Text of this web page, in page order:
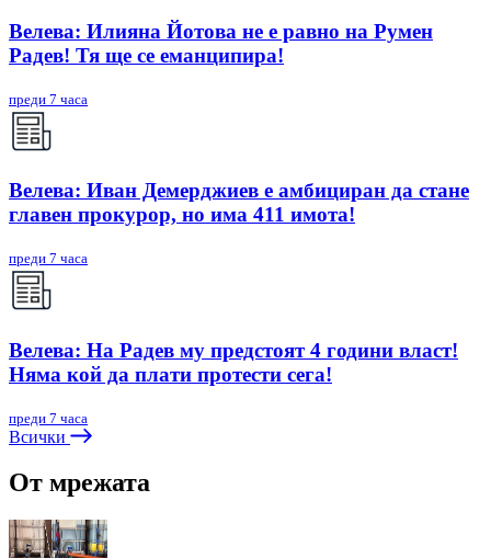
Велева: Илияна Йотова не е равно на Румен
Радев! Тя ще се еманципира!
преди 7 часа
Велева: Иван Демерджиев е амбициран да стане
главен прокурор, но има 411 имота!
преди 7 часа
Велева: На Радев му предстоят 4 години власт!
Няма кой да плати протести сега!
преди 7 часа
Всички
От мрежата